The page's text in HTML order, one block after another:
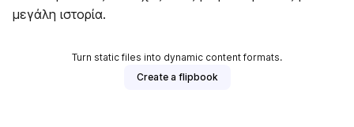
μεγάλη ιστορία.
Turn static files into dynamic content formats.
Create a flipbook